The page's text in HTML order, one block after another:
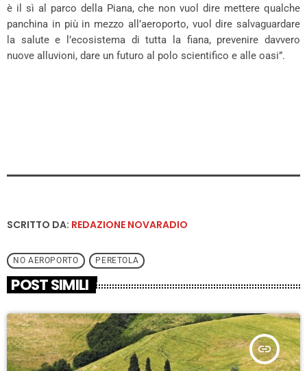
è il sì al parco della Piana, che non vuol dire mettere qualche
panchina in più in mezzo all’aeroporto, vuol dire salvaguardare
la salute e l’ecosistema di tutta la fiana, prevenire davvero
nuove alluvioni, dare un futuro al polo scientifico e alle oasi”.
SCRITTO DA: REDAZIONE NOVARADIO
NO AEROPORTO PERETOLA
POST SIMILI
insert_link